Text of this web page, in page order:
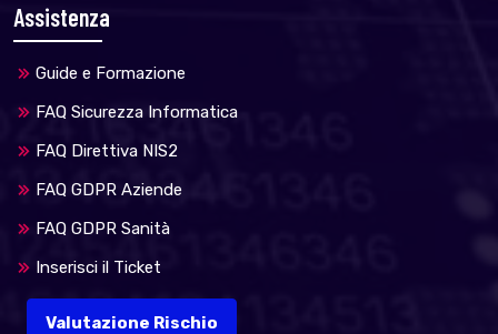
Assistenza
Guide e Formazione
FAQ Sicurezza Informatica
FAQ Direttiva NIS2
FAQ GDPR Aziende
FAQ GDPR Sanità
Inserisci il Ticket
Valutazione Rischio